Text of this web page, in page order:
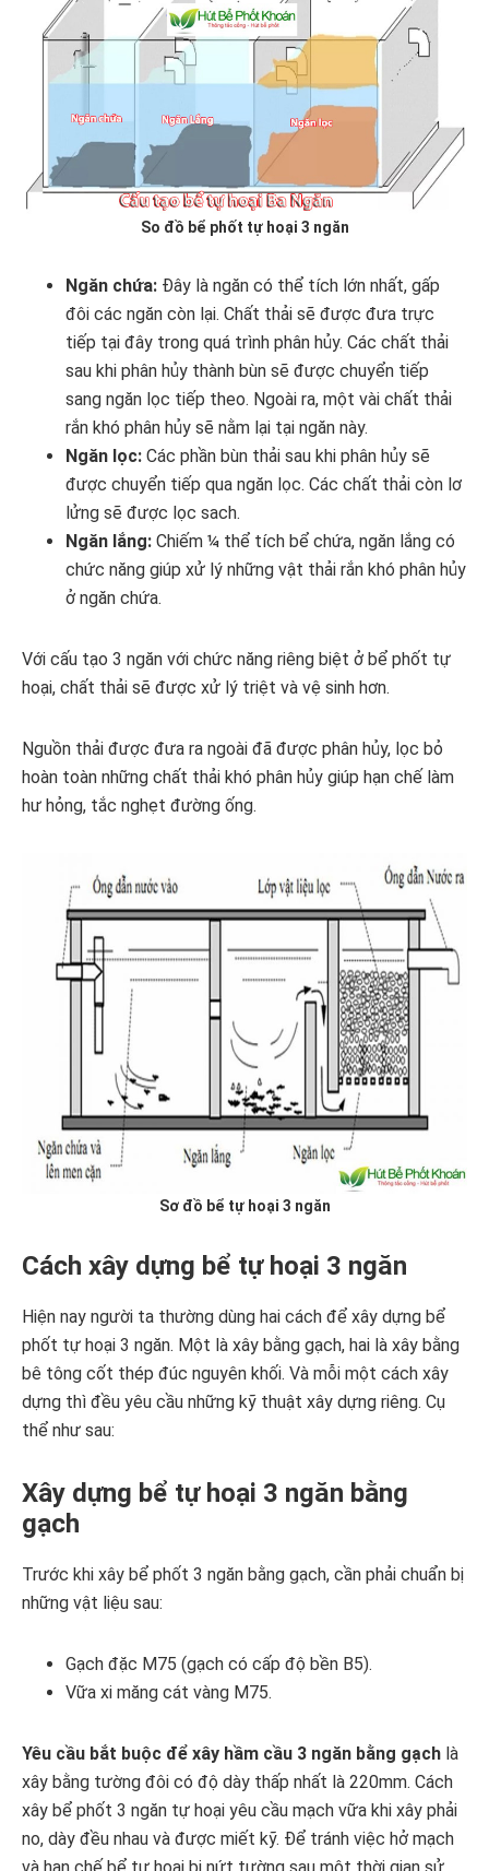
So đồ bể phốt tự hoại 3 ngăn
Ngăn chứa: Đây là ngăn có thể tích lớn nhất, gấp
đôi các ngăn còn lại. Chất thải sẽ được đưa trực
tiếp tại đây trong quá trình phân hủy. Các chất thải
sau khi phân hủy thành bùn sẽ được chuyển tiếp
sang ngăn lọc tiếp theo. Ngoài ra, một vài chất thải
rắn khó phân hủy sẽ nằm lại tại ngăn này.
Ngăn lọc: Các phần bùn thải sau khi phân hủy sẽ
được chuyển tiếp qua ngăn lọc. Các chất thải còn lơ
lửng sẽ được lọc sach.
Ngăn lắng: Chiếm ¼ thể tích bể chứa, ngăn lắng có
chức năng giúp xử lý những vật thải rắn khó phân hủy
ở ngăn chứa.
Với cấu tạo 3 ngăn với chức năng riêng biệt ở bể phốt tự
hoại, chất thải sẽ được xử lý triệt và vệ sinh hơn.
Nguồn thải được đưa ra ngoài đã được phân hủy, lọc bỏ
hoàn toàn những chất thải khó phân hủy giúp hạn chế làm
hư hỏng, tắc nghẹt đường ống.
Sơ đồ bể tự hoại 3 ngăn
Cách xây dựng bể tự hoại 3 ngăn
Hiện nay người ta thường dùng hai cách để xây dựng bể
phốt tự hoại 3 ngăn. Một là xây bằng gạch, hai là xây bằng
bê tông cốt thép đúc nguyên khối. Và mỗi một cách xây
dựng thì đều yêu cầu những kỹ thuật xây dựng riêng. Cụ
thể như sau:
Xây dựng bể tự hoại 3 ngăn bằng
gạch
Trước khi xây bể phốt 3 ngăn bằng gạch, cần phải chuẩn bị
những vật liệu sau:
Gạch đặc M75 (gạch có cấp độ bền B5).
Vữa xi măng cát vàng M75.
Yêu cầu bắt buộc để xây hầm cầu 3 ngăn bằng gạch là
xây bằng tường đôi có độ dày thấp nhất là 220mm. Cách
xây bể phốt 3 ngăn tự hoại yêu cầu mạch vữa khi xây phải
no, dày đều nhau và được miết kỹ. Để tránh việc hở mạch